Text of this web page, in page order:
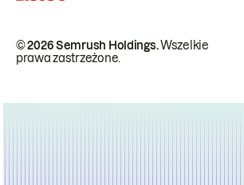
© 2026 Semrush Holdings.Wszelkie
prawa zastrzeżone.